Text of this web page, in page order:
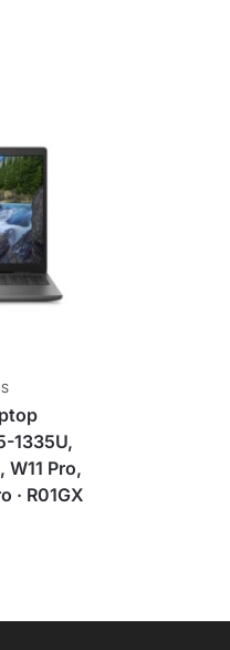
1335U,
W11 Pro,
· R01GX